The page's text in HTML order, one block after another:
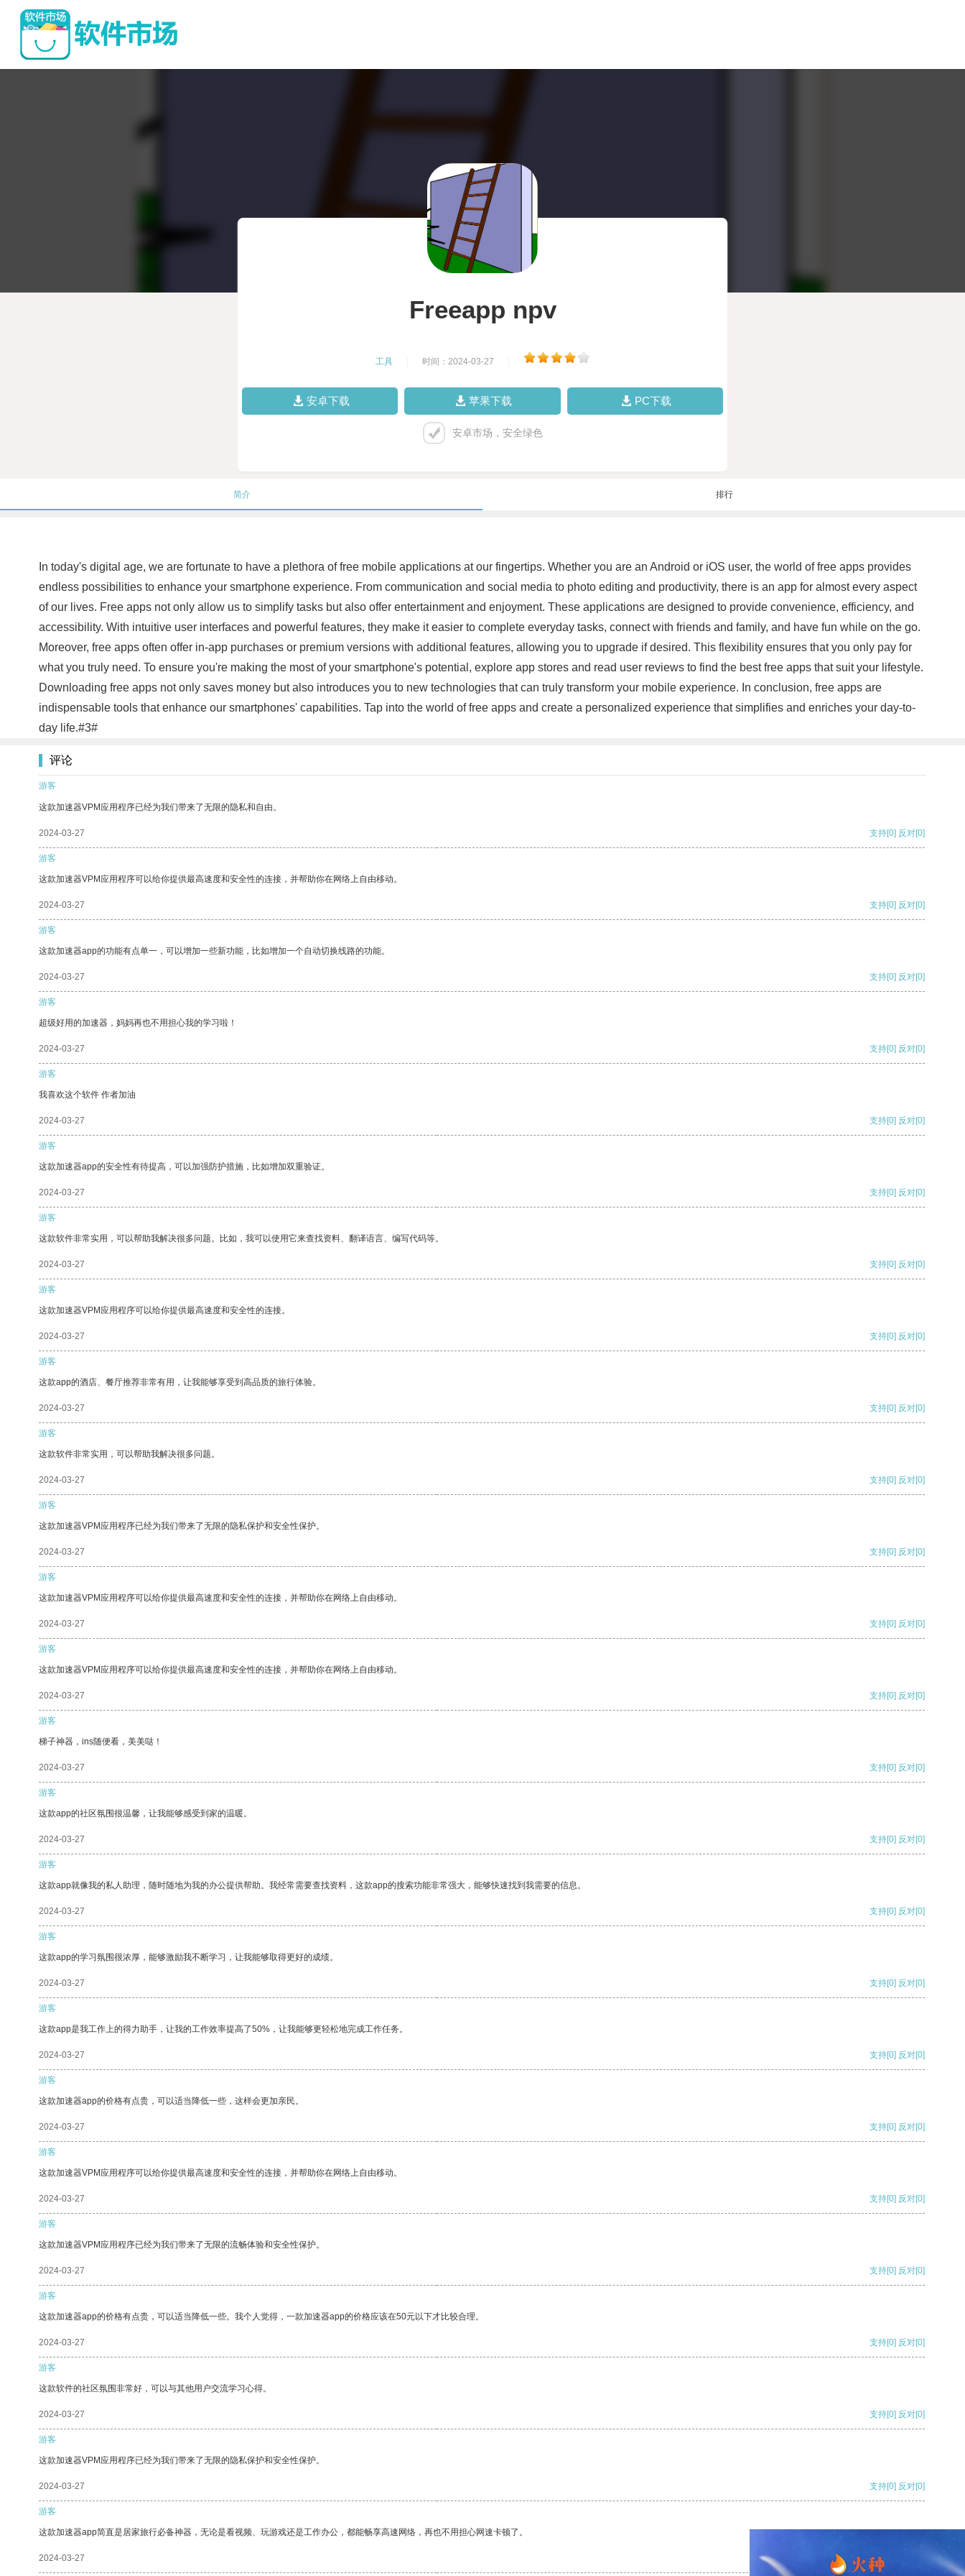
Freeapp npv
工具 时间：2024-03-27
安卓下载 苹果下载 PC下载
安卓市场，安全绿色
简介 排行
In today's digital age, we are fortunate to have a plethora of free mobile applications at our fingertips. Whether you are an Android or iOS user, the world of free apps provides
endless possibilities to enhance your smartphone experience. From communication and social media to photo editing and productivity, there is an app for almost every aspect
of our lives. Free apps not only allow us to simplify tasks but also offer entertainment and enjoyment. These applications are designed to provide convenience, efficiency, and
accessibility. With intuitive user interfaces and powerful features, they make it easier to complete everyday tasks, connect with friends and family, and have fun while on the go.
Moreover, free apps often offer in-app purchases or premium versions with additional features, allowing you to upgrade if desired. This flexibility ensures that you only pay for
what you truly need. To ensure you're making the most of your smartphone's potential, explore app stores and read user reviews to find the best free apps that suit your lifestyle.
Downloading free apps not only saves money but also introduces you to new technologies that can truly transform your mobile experience. In conclusion, free apps are
indispensable tools that enhance our smartphones' capabilities. Tap into the world of free apps and create a personalized experience that simplifies and enriches your day-to-
day life.#3#
评论
游客
这款加速器VPM应用程序已经为我们带来了无限的隐私和自由。
2024-03-27 支持[0] 反对[0]
游客
这款加速器VPM应用程序可以给你提供最高速度和安全性的连接，并帮助你在网络上自由移动。
2024-03-27 支持[0] 反对[0]
游客
这款加速器app的功能有点单一，可以增加一些新功能，比如增加一个自动切换线路的功能。
2024-03-27 支持[0] 反对[0]
游客
超级好用的加速器，妈妈再也不用担心我的学习啦！
2024-03-27 支持[0] 反对[0]
游客
我喜欢这个软件 作者加油
2024-03-27 支持[0] 反对[0]
游客
这款加速器app的安全性有待提高，可以加强防护措施，比如增加双重验证。
2024-03-27 支持[0] 反对[0]
游客
这款软件非常实用，可以帮助我解决很多问题。比如，我可以使用它来查找资料、翻译语言、编写代码等。
2024-03-27 支持[0] 反对[0]
游客
这款加速器VPM应用程序可以给你提供最高速度和安全性的连接。
2024-03-27 支持[0] 反对[0]
游客
这款app的酒店、餐厅推荐非常有用，让我能够享受到高品质的旅行体验。
2024-03-27 支持[0] 反对[0]
游客
这款软件非常实用，可以帮助我解决很多问题。
2024-03-27 支持[0] 反对[0]
游客
这款加速器VPM应用程序已经为我们带来了无限的隐私保护和安全性保护。
2024-03-27 支持[0] 反对[0]
游客
这款加速器VPM应用程序可以给你提供最高速度和安全性的连接，并帮助你在网络上自由移动。
2024-03-27 支持[0] 反对[0]
游客
这款加速器VPM应用程序可以给你提供最高速度和安全性的连接，并帮助你在网络上自由移动。
2024-03-27 支持[0] 反对[0]
游客
梯子神器，ins随便看，美美哒！
2024-03-27 支持[0] 反对[0]
游客
这款app的社区氛围很温馨，让我能够感受到家的温暖。
2024-03-27 支持[0] 反对[0]
游客
这款app就像我的私人助理，随时随地为我的办公提供帮助。我经常需要查找资料，这款app的搜索功能非常强大，能够快速找到我需要的信息。
2024-03-27 支持[0] 反对[0]
游客
这款app的学习氛围很浓厚，能够激励我不断学习，让我能够取得更好的成绩。
2024-03-27 支持[0] 反对[0]
游客
这款app是我工作上的得力助手，让我的工作效率提高了50%，让我能够更轻松地完成工作任务。
2024-03-27 支持[0] 反对[0]
游客
这款加速器app的价格有点贵，可以适当降低一些，这样会更加亲民。
2024-03-27 支持[0] 反对[0]
游客
这款加速器VPM应用程序可以给你提供最高速度和安全性的连接，并帮助你在网络上自由移动。
2024-03-27 支持[0] 反对[0]
游客
这款加速器VPM应用程序已经为我们带来了无限的流畅体验和安全性保护。
2024-03-27 支持[0] 反对[0]
游客
这款加速器app的价格有点贵，可以适当降低一些。我个人觉得，一款加速器app的价格应该在50元以下才比较合理。
2024-03-27 支持[0] 反对[0]
游客
这款软件的社区氛围非常好，可以与其他用户交流学习心得。
2024-03-27 支持[0] 反对[0]
游客
这款加速器VPM应用程序已经为我们带来了无限的隐私保护和安全性保护。
2024-03-27 支持[0] 反对[0]
游客
这款加速器app简直是居家旅行必备神器，无论是看视频、玩游戏还是工作办公，都能畅享高速网络，再也不用担心网速卡顿了。
2024-03-27 支持